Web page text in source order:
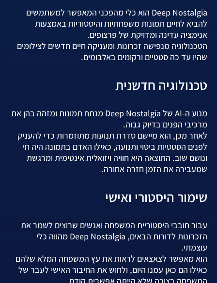
Deep Nostalgia הוא כלי מהפכני המאפשר למשתמשים
להביא לחיים תמונות משפחתיות והיסטוריות באמצעות
אנימציה עדינה ומדויקת של פרצופים.
הטכנולוגיה מנפישה זכרונות ומעניקה חיים חדשים לצילומים
שהיו עד כה סטטיים ורקומים באלבומים.
טכנולוגיה חדשנית
מנוע ה-AI של Deep Nostalgia מנתח תמונות ומזהה בהן את
מרכיבי הפנים בדיוק גבוה.
לאחר מכן, הוא מיישם סדרת תנועות מתוזמרות כדי להעניק
לפנים הסטטיות ביטוי ותנועה, כאילו האדם בתמונה היה חי
ונושם שוב. התוצאה היא חוויה ויזואלית אינטימית ומרגשת
שמעבירה את הזמן חזרה אחורה.
שימור היסטורי ואישי
עבור חובבי היסטוריית המשפחה ואנשים שרוצים לשמר את
הזכרונות לדורות הבאים, Deep Nostalgia מהווה כלי
עוצמתי.
הוא מאפשר לצאצאים לראות את עץ המשפחה המלא שלהם
כאילו הם כאן עמנו היום, ולחוש את החיבור האישי לעבר של